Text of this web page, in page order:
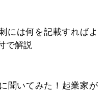
には何を記載すればよ
で解説
聞いてみた！起業家が